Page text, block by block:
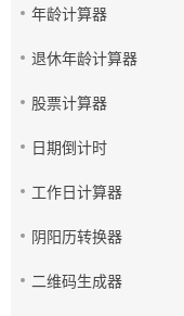
年龄计算器
退休年龄计算器
股票计算器
日期倒计时
工作日计算器
阴阳历转换器
二维码生成器